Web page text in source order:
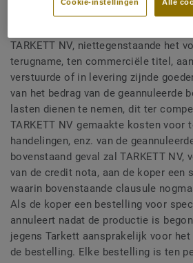
kosten moet terugbetalen, in het
TARKETT NV, niettegenstaande het
terugname, ten commerciële titel,
verstuurde of in levering zijnde
van het bedrag van de geannuleerde
lasten dienen te nemen, dit ter
TARKETT NV gemaakte kosten voor
handelingen, enz. van de
bovenstaand geval zal TARKETT NV,
van de credit nota, aan de koper een
waarin bovenstaande clausule
Als de koper een bestelling voor
annuleert nadat de productie is
jegens Tarkett aansprakelijk voor het
de bestelling. Elke bestelling is ten
Alle
Cookie-instellingen